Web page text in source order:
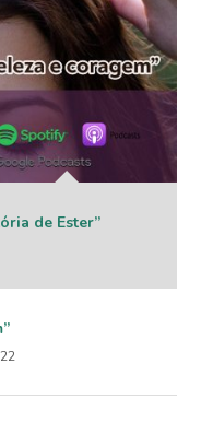
de Ester”